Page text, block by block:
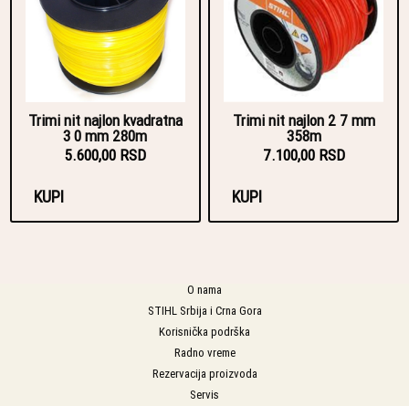
Trimi nit najlon kvadratna
3 0 mm 280m
5.600,00 RSD
KUPI
Trimi nit najlon 2 7 mm
358m
7.100,00 RSD
KUPI
O nama
STIHL Srbija i Crna Gora
Korisnička podrška
Radno vreme
Rezervacija proizvoda
Servis